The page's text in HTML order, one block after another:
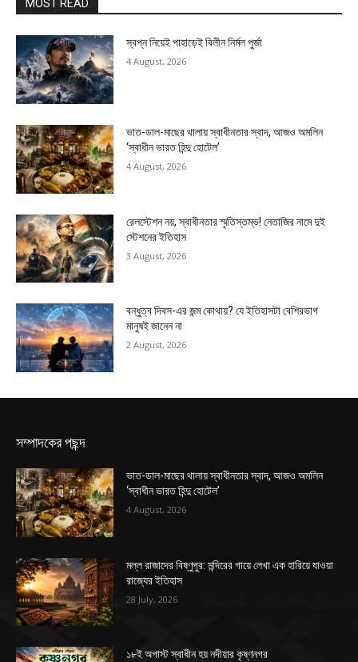
MOST READ
স্বপ্ন নিয়েই পাহাড়েই বিলীন নির্মল পুর্জা
4 August, 2026
ভাত-ডাল-মাছের থালায় স্বাধীনতার স্বাদ, আজও অমলিন
‘স্বাধীন ভারত হিন্দু হোটেল’
4 August, 2026
রেলস্টেশন নয়, স্বাধীনতার স্মৃতিস্তম্ভ! নেতাজির নামে দুই
স্টেশনের ইতিহাস
3 August, 2026
বন্ধুত্ব দিবস-এর জন্ম কোথায়? যে ইতিহাসটা বেশিরভাগ
মানুষই জানেন না
2 August, 2026
সম্পাদকের পছন্দ
ভাত-ডাল-মাছের থালায় স্বাধীনতার স্বাদ, আজও অমলিন
‘স্বাধীন ভারত হিন্দু হোটেল’
4 August, 2026
মল্ল রাজাদের বিষ্ণুপুর: মন্দিরের গায়ে লেখা এক হারিয়ে যাওয়া
রাজ্যের ইতিহাস
28 July, 2026
১৮ই অগাস্ট স্বাধীন হয় নদীয়ার কৃষ্ণনগর